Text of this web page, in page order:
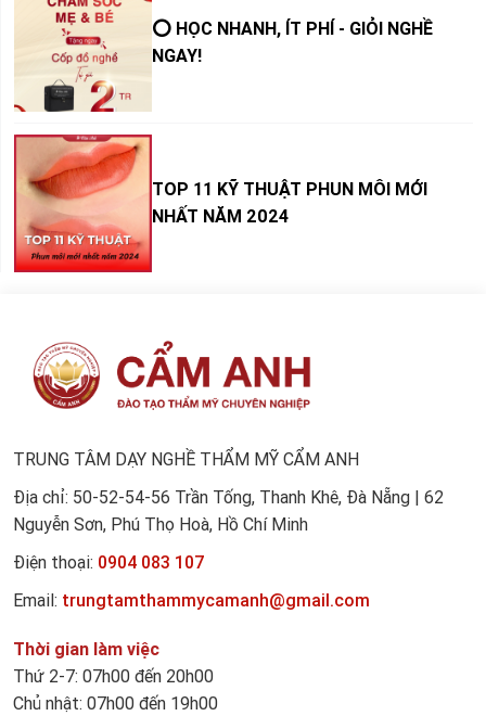
⭕ HỌC NHANH, ÍT PHÍ - GIỎI NGHỀ
NGAY!
TOP 11 KỸ THUẬT PHUN MÔI MỚI
NHẤT NĂM 2024
TRUNG TÂM DẠY NGHỀ THẨM MỸ CẨM ANH
Địa chỉ: 50-52-54-56 Trần Tống, Thanh Khê, Đà Nẵng | 62
Nguyễn Sơn, Phú Thọ Hoà, Hồ Chí Minh
Điện thoại: 0904 083 107
Email: trungtamthammycamanh@gmail.com
Thời gian làm việc
Thứ 2-7: 07h00 đến 20h00
Chủ nhật: 07h00 đến 19h00